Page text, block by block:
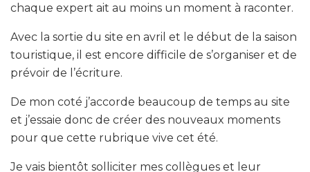
chaque expert ait au moins un moment à raconter.
Avec la sortie du site en avril et le début de la saison
touristique, il est encore difficile de s’organiser et de
prévoir de l’écriture.
De mon coté j’accorde beaucoup de temps au site
et j’essaie donc de créer des nouveaux moments
pour que cette rubrique vive cet été.
Je vais bientôt solliciter mes collègues et leur